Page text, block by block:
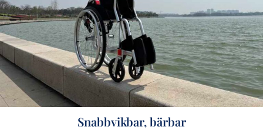
Snabbvikbar, bärbar